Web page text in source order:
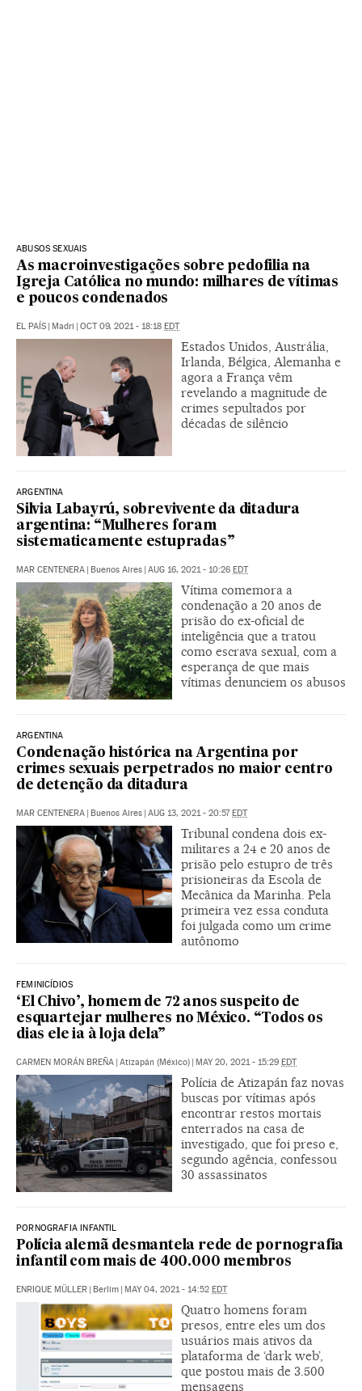
ABUSOS SEXUAIS
As macroinvestigações sobre pedofilia na
Igreja Católica no mundo: milhares de vítimas
e poucos condenados
EL PAÍS Madri OCT 09, 2021 - 18:18 EDT
Estados Unidos, Austrália,
Irlanda, Bélgica, Alemanha e
agora a França vêm
revelando a magnitude de
crimes sepultados por
décadas de silêncio
ARGENTINA
Silvia Labayrú, sobrevivente da ditadura
argentina: “Mulheres foram
sistematicamente estupradas”
MAR CENTENERA Buenos Aires AUG 16, 2021 - 10:26 EDT
Vítima comemora a
condenação a 20 anos de
prisão do ex-oficial de
inteligência que a tratou
como escrava sexual, com a
esperança de que mais
vítimas denunciem os abusos
ARGENTINA
Condenação histórica na Argentina por
crimes sexuais perpetrados no maior centro
de detenção da ditadura
MAR CENTENERA | Buenos Aires | AUG 13, 2021 - 20:57EDT
Tribunal condena dois ex-
militares a 24 e 20 anos de
prisão pelo estupro de três
prisioneiras da Escola de
Mecânica da Marinha. Pela
primeira vez essa conduta
foi julgada como um crime
autônomo
FEMINICÍDIOS
‘El Chivo’, homem de 72 anos suspeito de
esquartejar mulheres no México. “Todos os
dias ele ia à loja dela”
CARMEN MORÁN BREÑA | Atizapán (México) | MAY 20, 2021 - 15:29 EDT
Polícia de Atizapán faz novas
buscas por vítimas após
encontrar restos mortais
enterrados na casa de
investigado, que foi preso e,
segundo agência, confessou
30 assassinatos
PORNOGRAFIA INFANTIL
Polícia alemã desmantela rede de pornografia
infantil com mais de 400.000 membros
ENRIQUE MÜLLER | Berlim | MAY 04, 2021 - 14:52 EDT
Quatro homens foram
presos, entre eles um dos
usuários mais ativos da
plataforma de ‘dark web’,
que postou mais de 3.500
mensagens